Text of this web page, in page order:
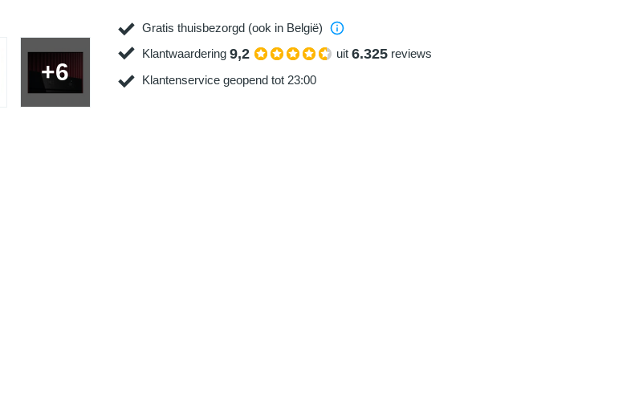
+6
Gratis thuisbezorgd (ook in België)
Klantwaardering 9,2 uit 6.325 reviews
Klantenservice geopend tot 23:00